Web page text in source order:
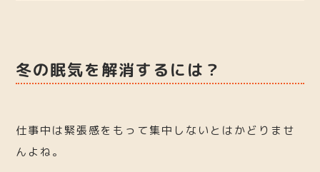
冬の眠気を解消するには？
仕事中は緊張感をもって集中しないとはかどりませ
んよね。